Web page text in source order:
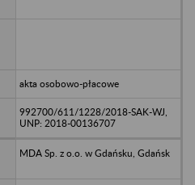
akta osobowo-płacowe
992700/611/1228/2018-SAK-WJ,
UNP: 2018-00136707
MDA Sp. z o.o. w Gdańsku, Gdańsk